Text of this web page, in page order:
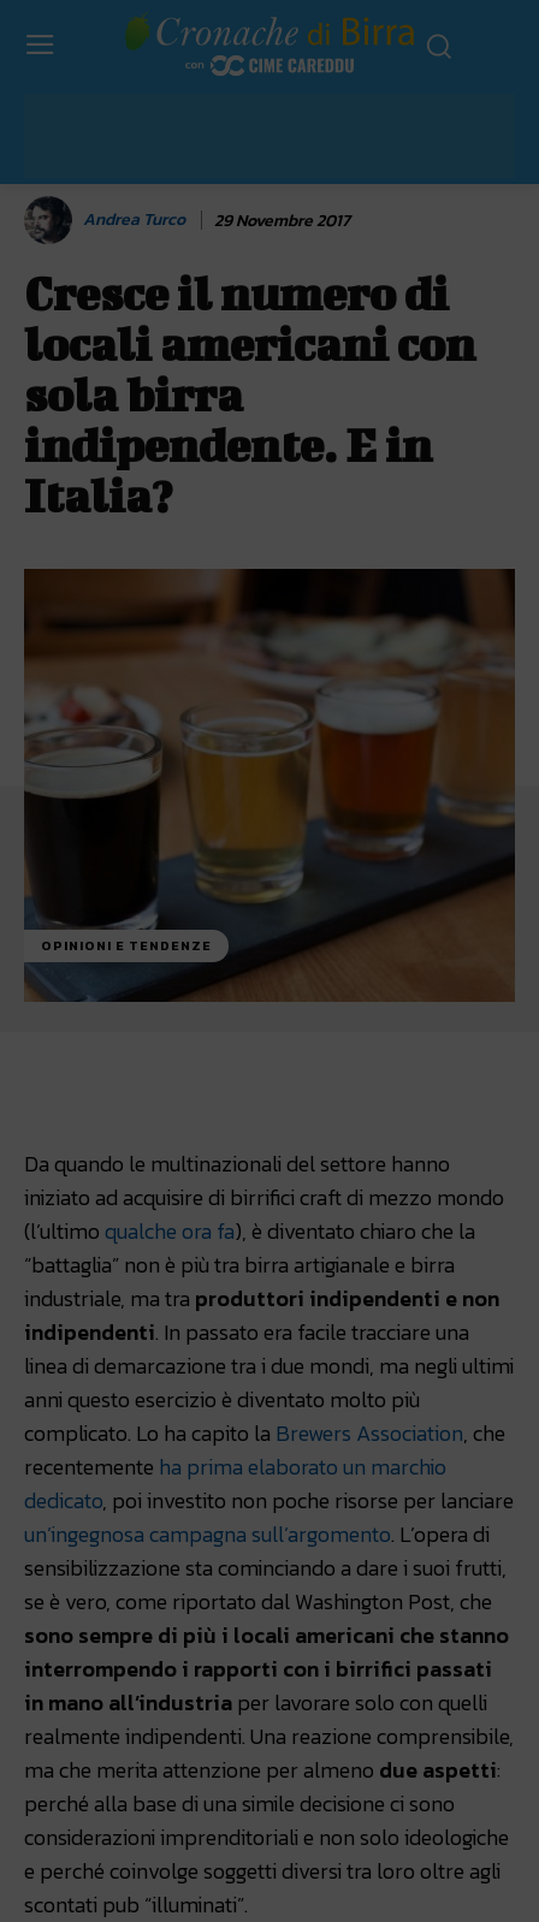
Andrea Turco 29 Novembre 2017
Cresce il numero di
locali americani con
sola birra
indipendente. E in
Italia?
OPINIONI E TENDENZE
Da quando le multinazionali del settore hanno
iniziato ad acquisire di birrifici craft di mezzo mondo
(l’ultimoqualche ora fa), è diventato chiaro che la
“battaglia” non è più tra birra artigianale e birra
industriale, ma tra produttori indipendenti e non
indipendenti. In passato era facile tracciare una
linea di demarcazione tra i due mondi, ma negli ultimi
anni questo esercizio è diventato molto più
complicato. Lo ha capito la Brewers Association, che
recentemente ha prima elaborato un marchio
dedicato, poi investito non poche risorse per lanciare
un’ingegnosa campagna sull’argomento. L’opera di
sensibilizzazione sta cominciando a dare i suoi frutti,
se è vero, come riportato dal Washington Post, che
sono sempre di più i locali americani che stanno
interrompendo i rapporti con i birrifici passati
in mano all’industriaper lavorare solo con quelli
realmente indipendenti. Una reazione comprensibile,
ma che merita attenzione per almeno due aspetti:
perché alla base di una simile decisione ci sono
considerazioni imprenditoriali e non solo ideologiche
e perché coinvolge soggetti diversi tra loro oltre agli
scontati pub “illuminati”.